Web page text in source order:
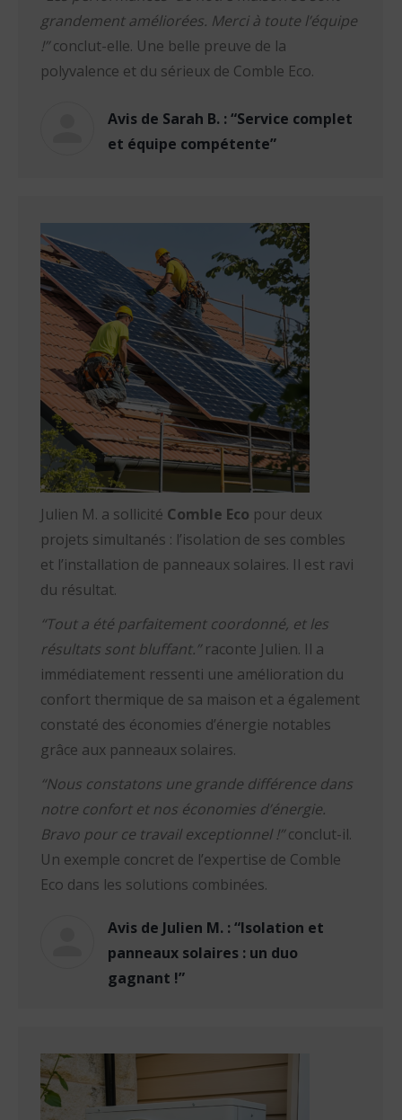
grandement améliorées. Merci à toute l’équipe
!”conclut-elle. Une belle preuve de la
polyvalence et du sérieux de Comble Eco.
Avis de Sarah B. : “Service complet
et équipe compétente”
Julien M. a sollicité Comble Eco pour deux
projets simultanés : l’isolation de ses combles
et l’installation de panneaux solaires. Il est ravi
du résultat.
“Tout a été parfaitement coordonné, et les
résultats sont bluffant.”raconte Julien. Il a
immédiatement ressenti une amélioration du
confort thermique de sa maison et a également
constaté des économies d’énergie notables
grâce aux panneaux solaires.
“Nous constatons une grande différence dans
notre confort et nos économies d’énergie.
Bravo pour ce travail exceptionnel !”conclut-il.
Un exemple concret de l’expertise de Comble
Eco dans les solutions combinées.
Avis de Julien M. : “Isolation et
panneaux solaires : un duo
gagnant !”